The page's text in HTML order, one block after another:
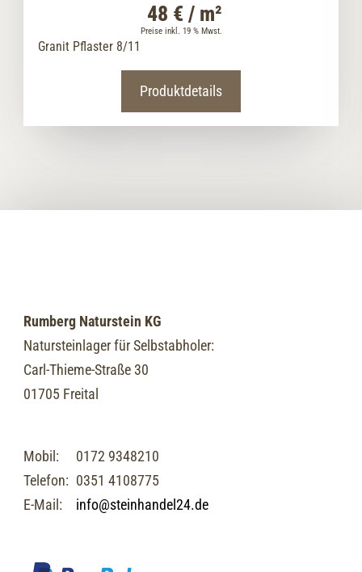
48 € / m²
Preise inkl. 19 % Mwst.
Granit Pflaster 8/11
Produktdetails
Rumberg Naturstein KG
Natursteinlager für Selbstabholer:
Carl-Thieme-Straße 30
01705 Freital
Mobil:
0172 9348210
Telefon: 0351 4108775
E-Mail:
info@steinhandel24.de